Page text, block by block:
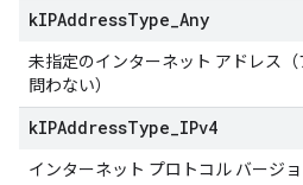
kIPAddressType Any
未指定のインターネット アドレス
問わない）
kIPAddressType IPv4
インターネット プロトコル バージョ